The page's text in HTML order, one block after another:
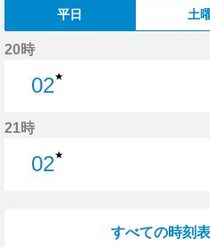
平日 土
20時
02★
21時
02★
すべての時刻